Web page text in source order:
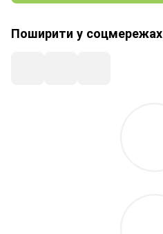
Поширити у соцмережах